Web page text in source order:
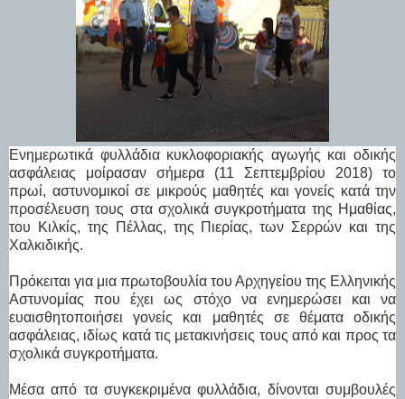
Ενημερωτικά φυλλάδια κυκλοφοριακής αγωγής και οδικής
ασφάλειας μοίρασαν σήμερα (11 Σεπτεμβρίου 2018) το
πρωί, αστυνομικοί σε μικρούς μαθητές και γονείς κατά την
προσέλευση τους στα σχολικά συγκροτήματα της Ημαθίας,
του Κιλκίς, της Πέλλας, της Πιερίας, των Σερρών και της
Χαλκιδικής.
Πρόκειται για μια πρωτοβουλία του Αρχηγείου της Ελληνικής
Αστυνομίας που έχει ως στόχο να ενημερώσει και να
ευαισθητοποιήσει γονείς και μαθητές σε θέματα οδικής
ασφάλειας, ιδίως κατά τις μετακινήσεις τους από και προς τα
σχολικά συγκροτήματα.
Μέσα από τα συγκεκριμένα φυλλάδια, δίνονται συμβουλές